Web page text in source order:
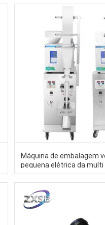
1000mm
Máquina de embalagem
pequena elétrica da
máquina de embalagem